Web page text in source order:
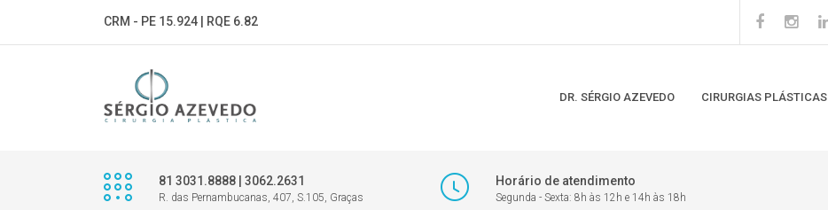
CRM - PE 15.924 | RQE 6.82
DR. SÉRGIO AZEVEDO CIRURGIAS PLÁSTICAS
81 3031.8888 | 3062.2631
R. das Pernambucanas, 407, S.105, Graças
Horário de atendimento
Segunda - Sexta: 8h às 12h e 14h às 18h